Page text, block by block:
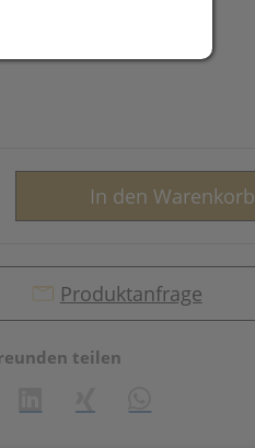
In den Warenkorb
Produktanfrage
teilen